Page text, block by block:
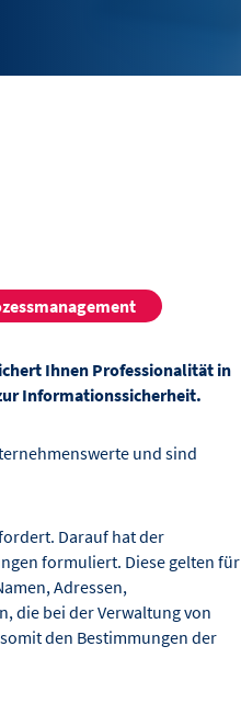
Ihnen Professionalität in
Informationssicherheit.
und sind
Darauf hat der
formuliert. Diese gelten für
Adressen,
die bei der Verwaltung von
den Bestimmungen der